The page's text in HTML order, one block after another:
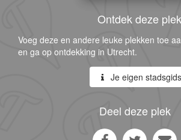
Ontdek deze plek
Voeg deze en andere leuke plekken toe
en ga op ontdekking in Utrecht.
Je eigen stadsgids
Deel deze plek